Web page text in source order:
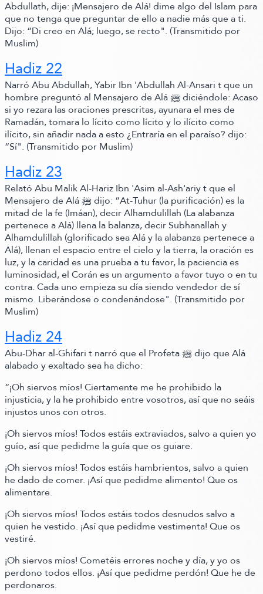
Abdullath,dije: ¡Mensajero de Alá! dime algo del Islam para
que no tenga que preguntar de ello a nadie más que a ti.
Dijo: “Di creo en Alá; luego, se recto". (Transmitido por
Muslim)
Hadiz 22
Narró Abu Abdullah, Yabir Ibn 'Abdullah Al-Ansari t que un
hombre preguntó al Mensajero de Alá ﷺ‬ diciéndole:Acaso
si yo rezara las oraciones prescritas, ayunara el mes de
Ramadán, tomara lo lícito como lícito y lo ilícito como
ilícito,sin añadir nada a esto ¿Entraría en el paraíso? dijo:
“Sí". (Transmitido por Muslim)
Hadiz 23
Relató Abu Malik Al-Hariz Ibn 'Asim al-Ash'ariy t que el
Mensajero de Alá ﷺ‬ dijo: “At-Tuhur(la purificación)es la
mitad de la fe(Imáan), decir Alhamdulillah (La alabanza
pertenece a Alá)llena la balanza, decir Subhanallah y
Alhamdulillah (glorificado sea Alá y la alabanza pertenece a
Alá), llenan el espacio entre el cielo y la tierra, la oración es
luz, y la caridad es una prueba a tu favor, la paciencia es
luminosidad, el Corán es un argumento a favor tuyo o en tu
contra. Cada uno empieza su día siendo vendedor de sí
mismo. Liberándose o condenándose". (Transmitido por
Muslim)
Hadiz 24
Abu-Dhar al-Ghifari t narró que el Profeta ﷺ‬ dijo que Alá
alabado y exaltado sea ha dicho:
“¡Oh siervos míos! Ciertamente me he prohibido la
injusticia, y la he prohibido entre vosotros, así que no seáis
injustos unos con otros.
¡Oh siervos míos! Todos estáis extraviados, salvo a quien yo
guío, así que pedidme la guía que os guiare.
¡Oh siervos míos! Todos estáis hambrientos, salvo a quien
he dado de comer. ¡Así que pedidme alimento! Que os
alimentare.
¡Oh siervos míos! Todos estáis todos desnudos salvo a
quien he vestido. ¡Así que pedidme vestimenta! Que os
vestiré.
¡Oh siervos míos! Cometéis errores noche y día, y yo os
perdono todos ellos. ¡Así que pedidme perdón! Que he de
perdonaros.